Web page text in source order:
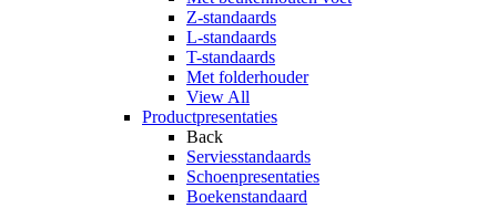
Z-standaards
L-standaards
T-standaards
Met folderhouder
View All
Productpresentaties
Back
Serviesstandaards
Schoenpresentaties
Boekenstandaard